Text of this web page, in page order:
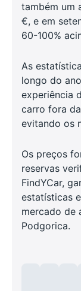
também um
€, e em
60-100%
As
longo do
experiência
carro fora
evitando os
Os preços
reservas
FindYCar,
estatísticas
mercado de
Podgorica.